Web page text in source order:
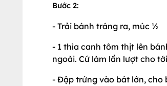
Bước 2:
- Trải bánh tráng ra, múc ½
- 1 thìa canh tôm thịt lên
ngoài. Cứ làm lần lượt cho
- Đập trứng vào bát lớn, cho